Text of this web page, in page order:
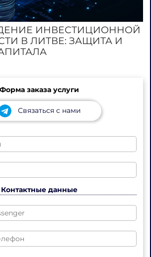
Контакты
ИНВЕСТИЦИОННОЙ
В ЛИТВЕ: ЗАЩИТА И
Форма заказа услуги
Связаться с нами
Контактные данные